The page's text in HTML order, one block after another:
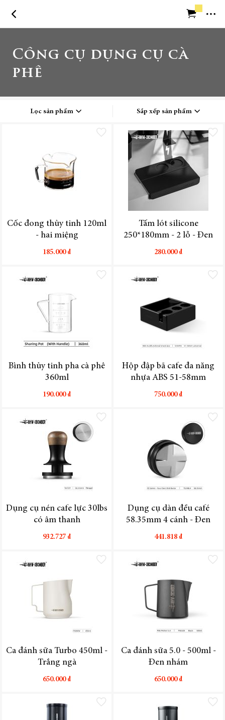
Cần trợ giúp
Công cụ dụng cụ cà
phê
Lọc sản phẩm Sắp xếp sản phẩm
Cốc đong thủy tinh 120ml
- hai miệng
185.000 ₫
Thêm vào danh sách yêu thích
Tấm lót silicone
250*180mm - 2 lỗ - Đen
280.000 ₫
Thêm
Bình thủy tinh pha cà phê
360ml
190.000 ₫
Thêm vào danh sách yêu thích
Hộp đập bã cafe đa năng
nhựa ABS 51-58mm
750.000 ₫
Thêm
Dụng cụ nén cafe lực 30lbs
có âm thanh
932.727 ₫
Thêm vào danh sách yêu thích
Dụng cụ dàn đều café
58.35mm 4 cánh - Đen
441.818 ₫
Thêm
Ca đánh sữa Turbo 450ml -
Trắng ngà
650.000 ₫
Thêm vào danh sách yêu thích
Ca đánh sữa 5.0 - 500ml -
Đen nhám
650.000 ₫
Thêm
Thêm vào danh sách yêu thích Thêm